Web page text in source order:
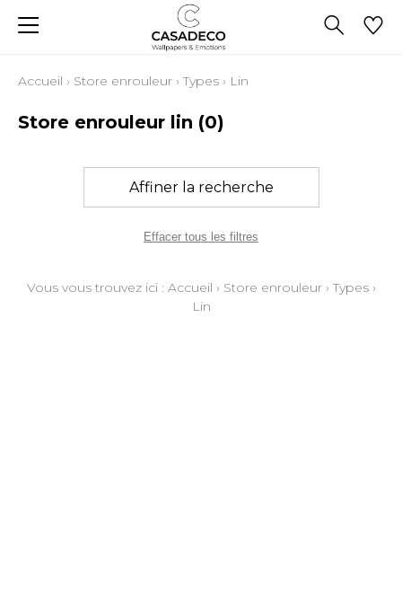
Accueil › Store enrouleur ›Types › Lin
Store enrouleur lin (0)
Affiner la recherche
Effacer tous les filtres
Vous vous trouvez ici : Accueil › Store enrouleur›Types›
Lin